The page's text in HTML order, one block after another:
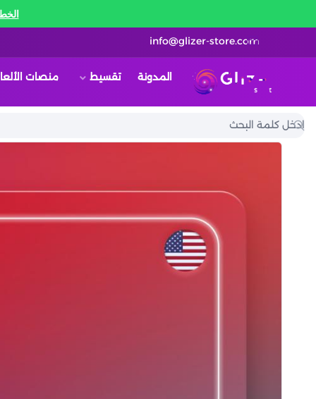
info@glizer-store.com
قلايزر ستور | Glizer Store
المدونة تقسيط منصات